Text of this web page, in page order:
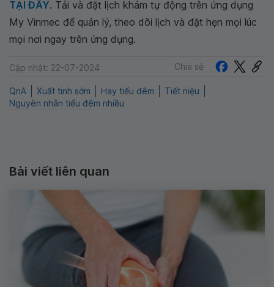
TẠI ĐÂY. Tải và đặt lịch khám tự động trên ứng dụng
My Vinmec để quản lý, theo dõi lịch và đặt hẹn mọi lúc
mọi nơi ngay trên ứng dụng.
Cập nhật: 22-07-2024 Chia sẻ
QnA Xuất tinh sớm Hay tiểu đêm
Tiết niệu
Nguyên nhân tiểu đêm nhiều
Bài viết liên quan